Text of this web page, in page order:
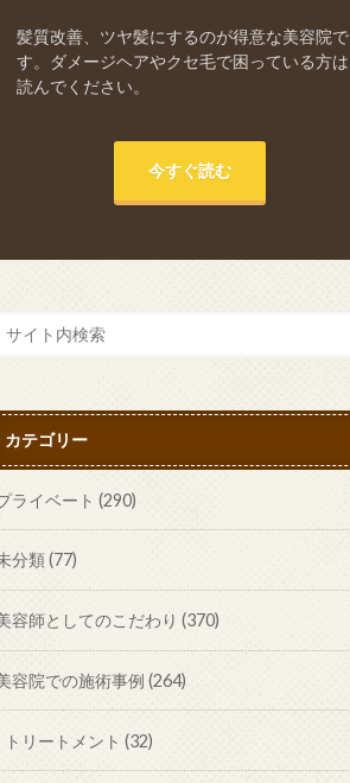
髪質改善、ツヤ髪にするのが得意な美容院で
す。ダメージヘアやクセ毛で困っている方は
読んでください。
今すぐ読む
カテゴリー
ライベート(290)
分類(77)
容師としてのこだわり(370)
容院での施術事例(264)
トリートメント (32)